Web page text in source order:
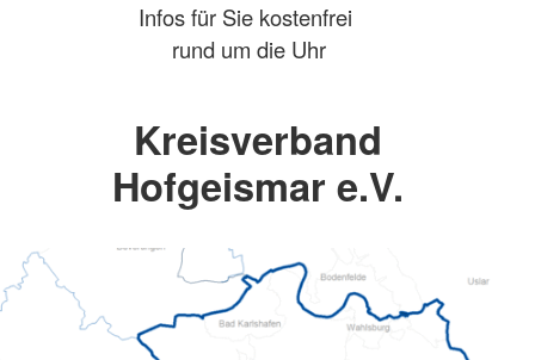
Infos für Sie kostenfrei
rund um die Uhr
Kreisverband
Hofgeismar e.V.